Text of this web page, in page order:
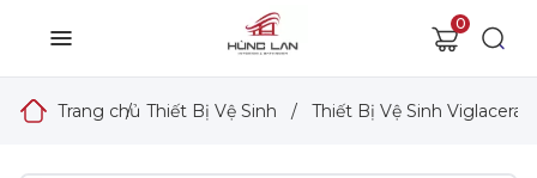
0
Trang chủ
/ Thiết Bị Vệ Sinh / Thiết Bị Vệ Sinh Viglacera